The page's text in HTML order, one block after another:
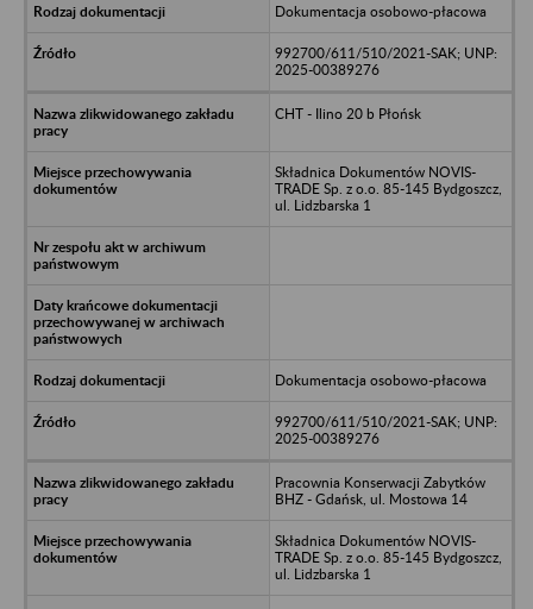
Dokumentacja osobowo-płacowa
992700/611/510/2021-SAK; UNP:
2025-00389276
CHT - Ilino 20 b Płońsk
Składnica Dokumentów NOVIS-
TRADE Sp. z o.o. 85-145 Bydgoszcz,
ul. Lidzbarska 1
Dokumentacja osobowo-płacowa
992700/611/510/2021-SAK; UNP:
2025-00389276
Pracownia Konserwacji Zabytków
BHZ - Gdańsk, ul. Mostowa 14
Składnica Dokumentów NOVIS-
TRADE Sp. z o.o. 85-145 Bydgoszcz,
ul. Lidzbarska 1